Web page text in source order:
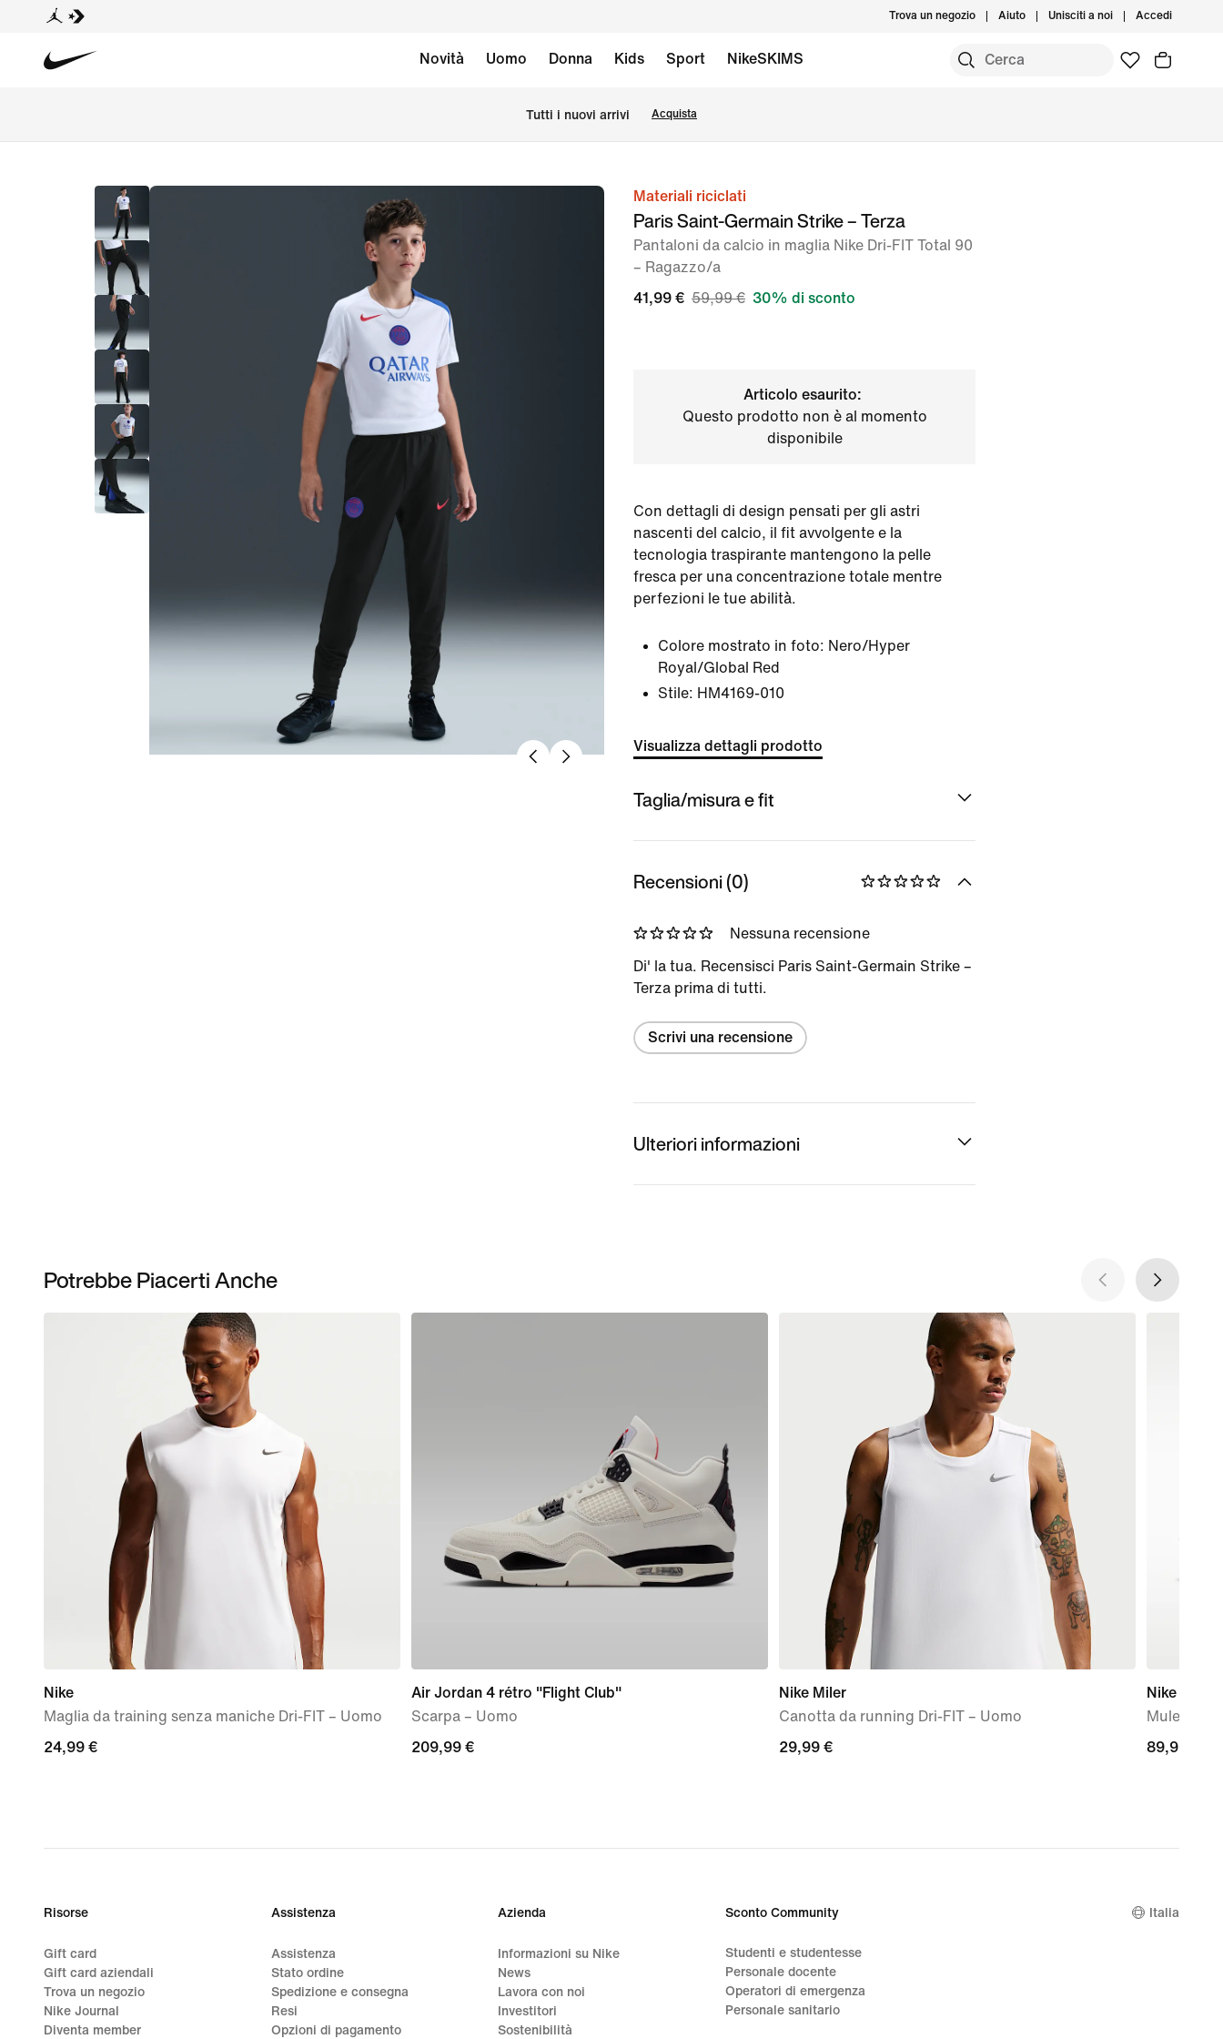
Trova un negozio Aiuto Unisciti a noi Accedi
Novità Uomo Donna Kids Sport NikeSKIMS
Tutti i nuovi arrivi Acquista
immagine
Materiali riciclati
Paris Saint-Germain Strike – Terza
Pantaloni da calcio in maglia Nike Dri-FIT Total 90
– Ragazzo/a
41,99 € 59,99 € 30% di sconto
Articolo esaurito:
Questo prodotto non è al momento
disponibile
Con dettagli di design pensati per gli astri
nascenti del calcio, il fit avvolgente e la
tecnologia traspirante mantengono la pelle
fresca per una concentrazione totale mentre
perfezioni le tue abilità.
Colore mostrato in foto: Nero/Hyper
Royal/Global Red
Stile: HM4169-010
Visualizza dettagli prodotto
Taglia/misura e fit
Recensioni (0)
Nessuna recensione
Di' la tua. Recensisci Paris Saint-Germain Strike –
Terza prima di tutti.
Scrivi una recensione
Ulteriori informazioni
Potrebbe Piacerti Anche
Nike
Maglia da training senza maniche Dri-FIT – Uomo
24,99
24,99 €
Air Jordan 4 rétro "Flight Club"
Scarpa – Uomo
209,99
209,99 €
Nike Miler
Canotta da running Dri-FIT – Uomo
29,99
29,99 €
Nike Mind
Mules
89,99
89,99 €
Risorse
Gift card
Gift card aziendali
Trova un negozio
Nike Journal
Diventa member
Assistenza
Assistenza
Stato ordine
Spedizione e consegna
Resi
Opzioni di pagamento
Azienda
Informazioni su Nike
News
Lavora con noi
Investitori
Sostenibilità
Sconto Community
Studenti e studentesse
Personale docente
Operatori di emergenza
Personale sanitario
Italia